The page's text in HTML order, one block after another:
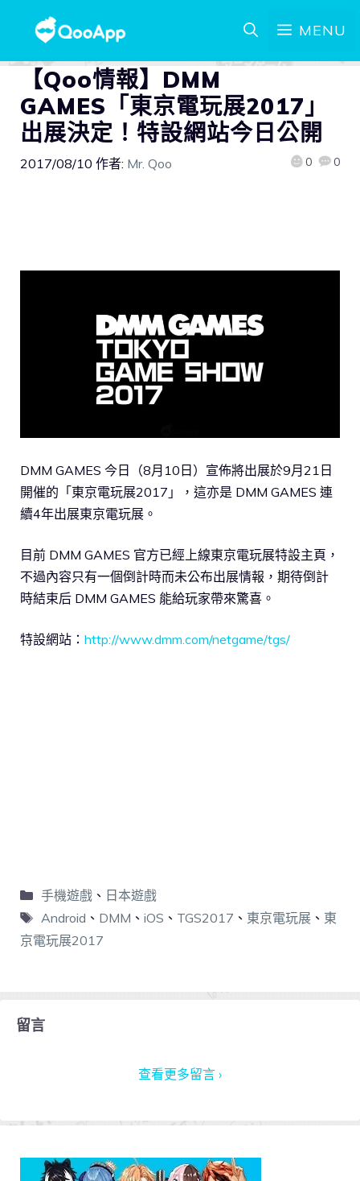
MENU
【Qoo情報】DMM
GAMES「東京電玩展2017」
出展決定！特設網站今日公開
2017/08/10 作者: Mr. Qoo 0 0
DMM GAMES 今日（8月10日）宣佈將出展於9月21日
開催的「東京電玩展2017」，這亦是 DMM GAMES 連
續4年出展東京電玩展。
目前 DMM GAMES 官方已經上線東京電玩展特設主頁，
不過內容只有一個倒計時而未公布出展情報，期待倒計
時結束后 DMM GAMES 能給玩家帶來驚喜。
特設網站： http://www.dmm.com/netgame/tgs/
手機遊戲、 日本遊戲
Android 、 DMM 、 iOS 、 TGS2017 、 東京電玩展、 東
京電玩展2017
留言
查看更多留言 ›